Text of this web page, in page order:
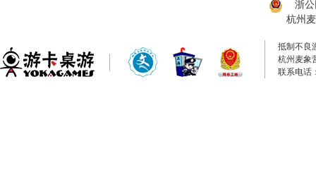
浙公
杭州
抵制不良
杭州麦象
联系电话